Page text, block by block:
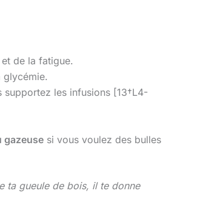
de la fatigue.
glycémie.
les infusions [13†L4-
gazeuse si vous voulez des bulles
ta gueule de bois, il te donne